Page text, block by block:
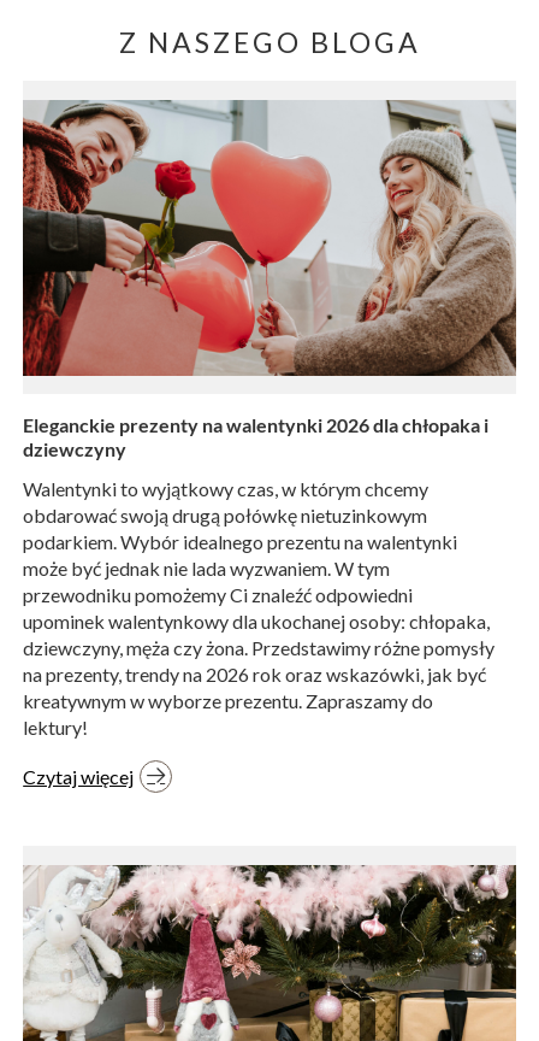
Z NASZEGO BLOGA
Eleganckie prezenty na walentynki 2026 dla chłopaka i
dziewczyny
Walentynki to wyjątkowy czas, w którym chcemy
obdarować swoją drugą połówkę nietuzinkowym
podarkiem. Wybór idealnego prezentu na walentynki
może być jednak nie lada wyzwaniem. W tym
przewodniku pomożemy Ci znaleźć odpowiedni
upominek walentynkowy dla ukochanej osoby: chłopaka,
dziewczyny, męża czy żona. Przedstawimy różne pomysły
na prezenty, trendy na 2026 rok oraz wskazówki, jak być
kreatywnym w wyborze prezentu. Zapraszamy do
lektury!
Czytaj więcej